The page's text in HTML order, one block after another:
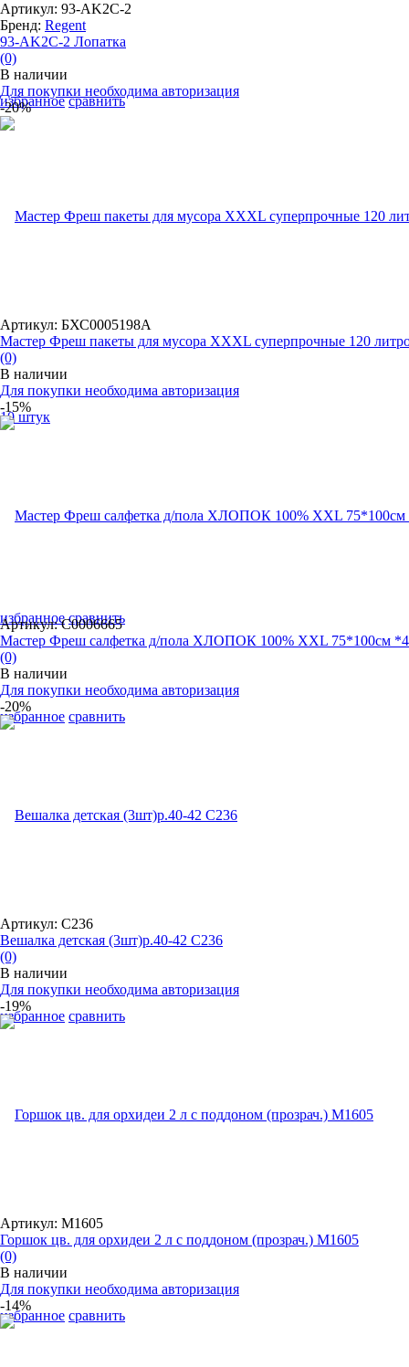
избранное сравнить
Артикул: 93-AK2C-2
Бренд: Regent
93-AK2C-2 Лопатка
(0)
В наличии
Для покупки необходима авторизация
-20%
избранное сравнить
Артикул: БХС0005198А
Мастер Фреш пакеты для мусора XXXL суперпрочные 120
(0)
В наличии
Для покупки необходима авторизация
-15%
избранное сравнить
Артикул: С0006665
Мастер Фреш салфетка д/пола ХЛОПОК 100% XXL 75*100см
(0)
В наличии
Для покупки необходима авторизация
-20%
избранное сравнить
Артикул: С236
Вешалка детская (3шт)р.40-42 С236
(0)
В наличии
Для покупки необходима авторизация
-19%
избранное сравнить
Артикул: М1605
Горшок цв. для орхидеи 2 л с поддоном (прозрач.) М1605
(0)
В наличии
Для покупки необходима авторизация
-14%